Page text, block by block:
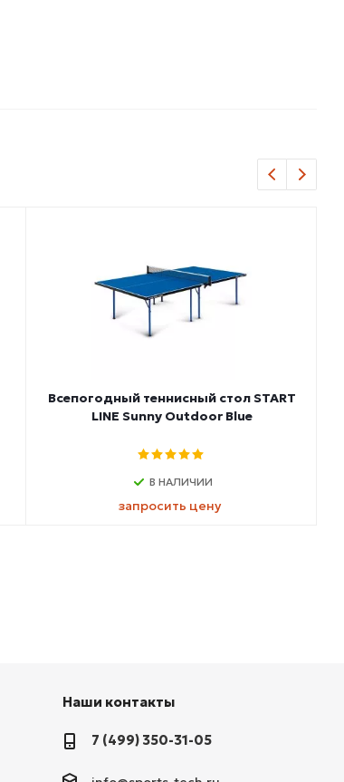
Всепогодный теннисный стол START
LINE Sunny Outdoor Blue
В НАЛИЧИИ
запросить цену
Наши контакты
7 (499) 350-31-05